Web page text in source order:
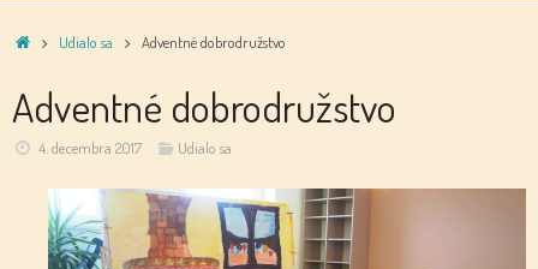
HomeUdialo sa Adventné dobrodružstvo
Adventné dobrodružstvo
4. decembra 2017 Udialo sa